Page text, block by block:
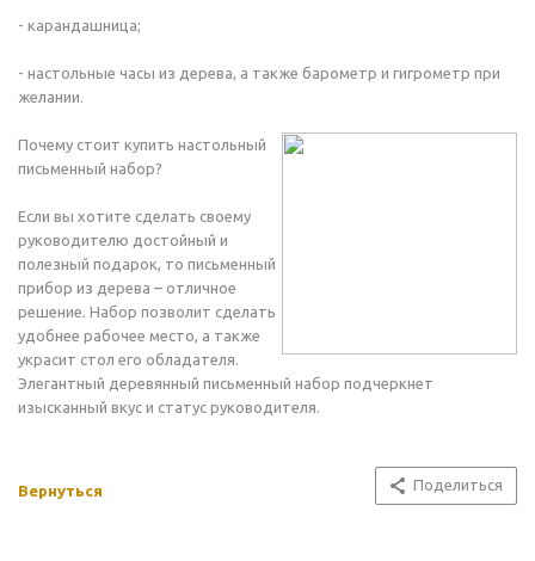
- карандашница;
- настольные часы из дерева, а также барометр и гигрометр при
желании.
Почему стоит купить настольный
письменный набор?
Если вы хотите сделать своему
руководителю достойный и
полезный подарок, то письменный
прибор из дерева – отличное
решение. Набор позволит сделать
удобнее рабочее место, а также
украсит стол его обладателя.
Элегантный деревянный письменный набор подчеркнет
изысканный вкус и статус руководителя.
Вернуться Поделиться